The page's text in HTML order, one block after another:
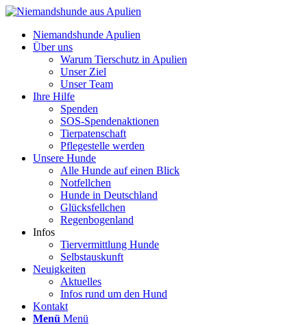
Niemandshunde Apulien
Über uns
Warum Tierschutz in Apulien
Unser Ziel
Unser Team
Ihre Hilfe
Spenden
SOS-Spendenaktionen
Tierpatenschaft
Pflegestelle werden
Unsere Hunde
Alle Hunde auf einen Blick
Notfellchen
Hunde in Deutschland
Glücksfellchen
Regenbogenland
Infos
Tiervermittlung Hunde
Selbstauskunft
Neuigkeiten
Aktuelles
Infos rund um den Hund
Kontakt
Menü Menü